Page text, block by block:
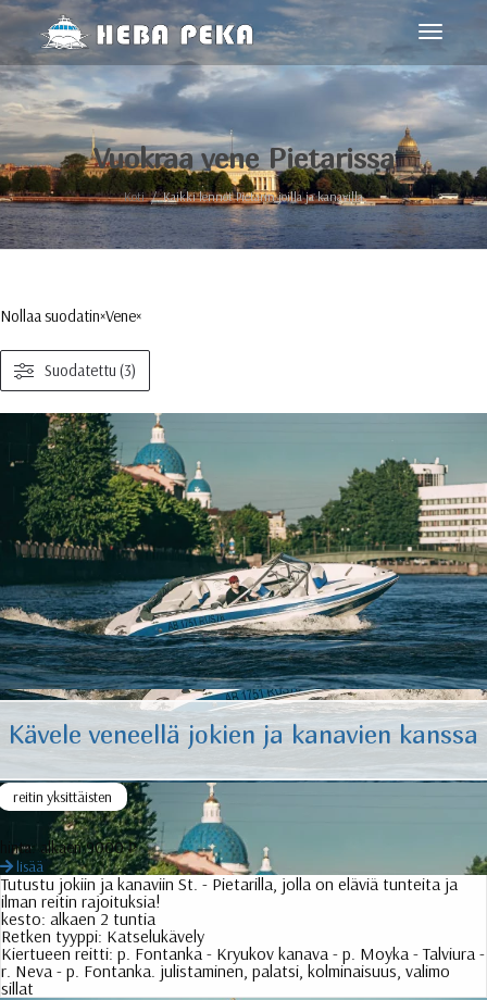
Vuokraa vene Pietarissa
Koti Kaikki lennot Pietarin joilla ja kanavilla
Nollaa suodatin×Vene×
Suodatettu (3)
Kävele veneellä jokien ja kanavien kanssa
reitin yksittäisten
hinta: alkaen 9000 ₽
lisää
Tutustu jokiin ja kanaviin St. - Pietarilla, jolla on eläviä tunteita ja
ilman reitin rajoituksia!
kesto: alkaen 2 tuntia
Retken tyyppi: Katselukävely
Kiertueen reitti: p. Fontanka - Kryukov kanava - p. Moyka - Talviura -
r. Neva - p. Fontanka. julistaminen, palatsi, kolminaisuus, valimo
sillat